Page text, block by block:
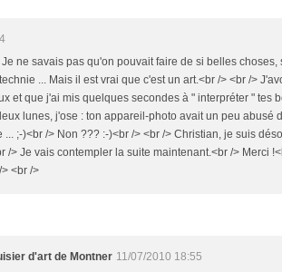
ne savais pas qu'on pouvait faire de si belles choses,
... Mais il est vrai que c'est un art.<br /> <br />
et que j'ai mis quelques secondes à " interpréter " tes
lunes, j'ose : ton appareil-photo avait un peu abusé
... ;-)<br /> Non ??? :-)<br /> <br /> Christian, je suis
/> Je vais contempler la suite maintenant.<br /> Merci
<br />
d'art de Montner 11/07/2010 18:55